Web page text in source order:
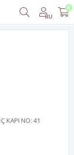
RU
0
KAPI NO: 41